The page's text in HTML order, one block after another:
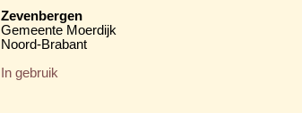
Zevenbergen
Gemeente Moerdijk
Noord-Brabant
In gebruik